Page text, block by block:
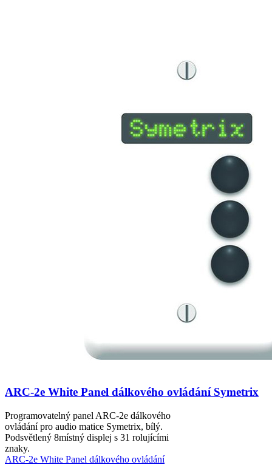
ARC-2e White Panel dálkového ovládání Symetrix
Programovatelný panel ARC-2e dálkového
ovládání pro audio matice Symetrix, bílý.
Podsvětlený 8místný displej s 31 rolujícími
znaky.
ARC-2e White Panel dálkového ovládání